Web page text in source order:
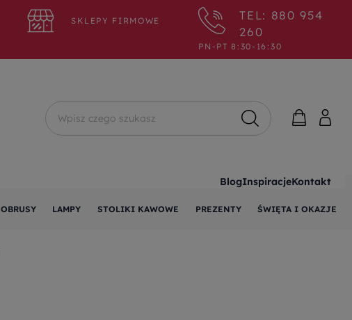
SKLEPY FIRMOWE
TEL: 880 954
260
PN-PT 8:30-16:30
Wyszukaj
BlogInspiracjeKontakt
OBRUSY LAMPY STOLIKI KAWOWE PREZENTY ŚWIĘTA I OKAZJE